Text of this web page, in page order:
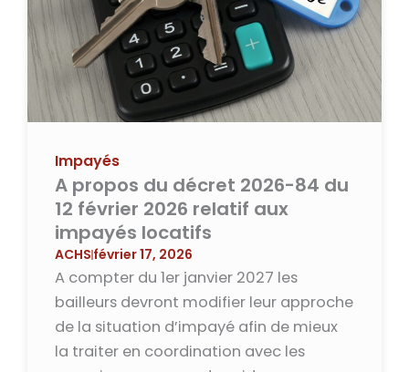
Impayés
A propos du décret 2026-84 du
12 février 2026 relatif aux
impayés locatifs
ACHS février 17, 2026
A compter du 1er janvier 2027 les
bailleurs devront modifier leur approche
de la situation d’impayé afin de mieux
la traiter en coordination avec les